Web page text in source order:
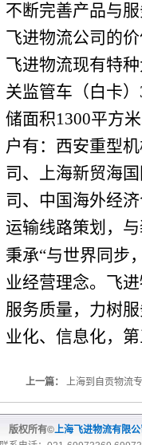
不断完善产品与
飞进物流公司的
飞进物流现有特
关监管车（白卡）
储面积1300平方
户有：西安重型
司、上海新贸海
司、中国海外经
运输线路策划，
秉承“与世界同步
业经营理念。飞
服务质量，力树
业化、信息化，
上一篇： 上海到自贡物流
版权所有©上海飞进物流有限